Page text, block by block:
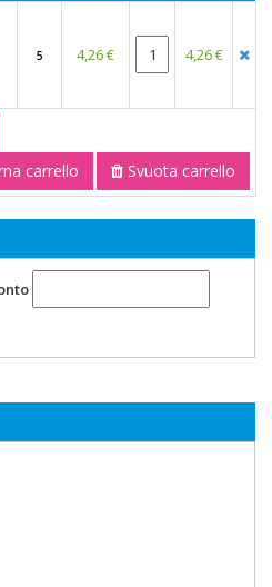
5 4,26 € 4,26 €
carrello
Svuota carrello